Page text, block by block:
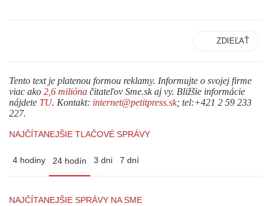
ZDIEĽAŤ
Tento text je platenou formou reklamy. Informujte o svojej firme
viac ako 2,6 milióna čitateľov Sme.sk aj vy. Bližšie informácie
nájdete TU. Kontakt: internet@petitpress.sk; tel:+421 2 59 233
227.
NAJČÍTANEJŠIE TLAČOVÉ SPRÁVY
4 hodiny 24 hodín 3 dni 7 dní
NAJČÍTANEJŠIE SPRÁVY NA SME